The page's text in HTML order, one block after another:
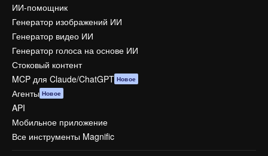
ИИ-помощник
Генератор изображений ИИ
Генератор видео ИИ
Генератор голоса на основе ИИ
Стоковый контент
MCP для Claude/ChatGPT Новое
Агенты Новое
API
Мобильное приложение
Все инструменты Magnific